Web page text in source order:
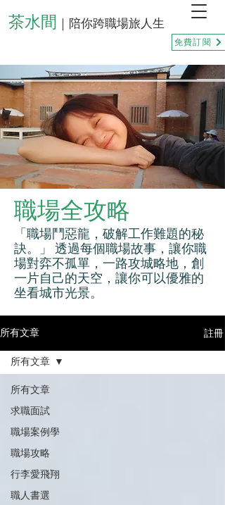
茶水間 ｜陪你跨職場旅人生
免費訂閱
職場全攻略
「職場鬥惡龍，破解工作難題的秘
訣。」 透過每個職場故事，讓你職
場對弈不孤單，一路攻城略地，創
一片自己的天空，讓你可以優雅的
坐看城市光景。
所有文章 註冊
所有文章
求職面試
職場案例學
職場攻略
行李愛飛翔
職人書選
所有文章